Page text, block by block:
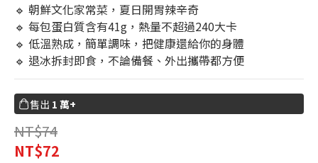
🔹 朝鮮文化家常菜，夏日開胃辣辛奇
🔹 每包蛋白質含有41g，熱量不超過240大卡
🔹 低溫熟成，簡單調味，把健康還給你的身體
🔹 退冰拆封即食，不論備餐、外出攜帶都方便
售出 1 萬+
NT$74
NT$72